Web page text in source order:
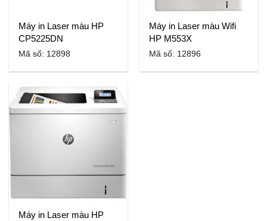
Máy in Laser màu HP
CP5225DN
Mã số: 12898
Máy in Laser màu Wifi
HP M553X
Mã số: 12896
Máy in Laser màu HP